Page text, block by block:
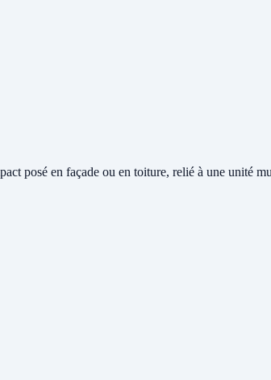
posé en façade ou en toiture, relié à une unité